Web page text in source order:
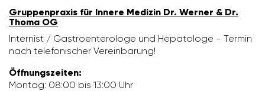
Grup­pen­praxis für Innere Medizin Dr. Werner & Dr.
Thoma OG
Inter­nist / Gastro­en­te­ro­loge und Hepa­to­loge - Termin
nach tele­fo­ni­scher Verein­ba­rung!
Öffnungs­zeiten:
Montag: 08:00 bis 13:00 Uhr